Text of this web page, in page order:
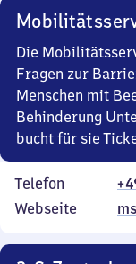
Die
Fragen zur
Menschen mit
Behinderung
bucht für sie
Telefon
Webseite